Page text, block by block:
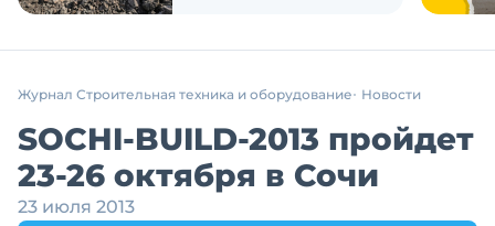
Журнал Строительная техника и оборудование Новости
SOCHI-BUILD-2013 пройдет
23-26 октября в Сочи
23 июля 2013